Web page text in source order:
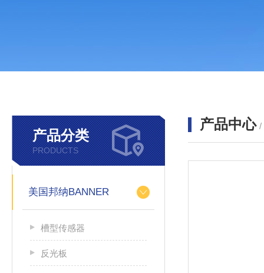
产品分类
PRODUCTS
美国邦纳BANNER
槽型传感器
反光板
产品中心 /